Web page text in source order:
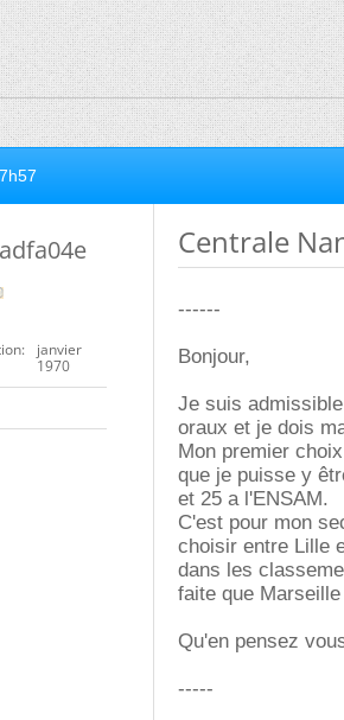
janvier
1970
Centrale
------
Bonjour,
Je suis
oraux et je dois
Mon premier
que je puisse y
et 25 a l'ENSAM.
C'est pour mon
choisir entre Lille
dans les
faite que
Qu'en pensez
-----